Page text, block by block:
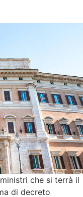
che si terrà il
di decreto